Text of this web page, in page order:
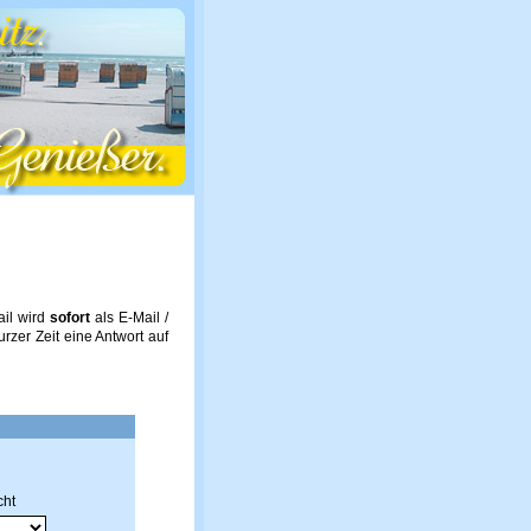
wird sofort als E-Mail /
Zeit eine Antwort auf